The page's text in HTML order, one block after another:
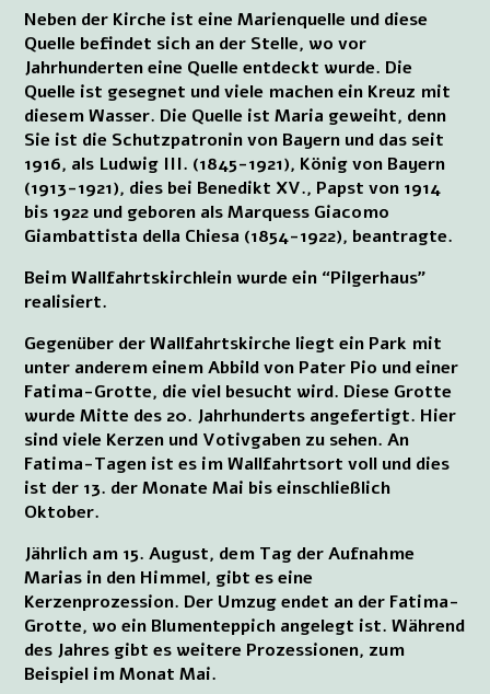
Neben der Kirche ist eine Marienquelle und diese
Quelle befindet sich an der Stelle, wo vor
Jahrhunderten eine Quelle entdeckt wurde. Die
Quelle ist gesegnet und viele machen ein Kreuz mit
diesem Wasser. Die Quelle ist Maria geweiht, denn
Sie ist die Schutzpatronin von Bayern und das seit
1916, als Ludwig III. (1845-1921), König von Bayern
(1913-1921), dies bei Benedikt XV., Papst von 1914
bis 1922 und geboren als Marquess Giacomo
Giambattista della Chiesa (1854-1922), beantragte.
Beim Wallfahrtskirchlein wurde ein “Pilgerhaus”
realisiert.
Gegenüber der Wallfahrtskirche liegt ein Park mit
unter anderem einem Abbild von Pater Pio und einer
Fatima-Grotte, die viel besucht wird. Diese Grotte
wurde Mitte des 20. Jahrhunderts angefertigt. Hier
sind viele Kerzen und Votivgaben zu sehen. An
Fatima-Tagen ist es im Wallfahrtsort voll und dies
ist der 13. der Monate Mai bis einschließlich
Oktober.
Jährlich am 15. August, dem Tag der Aufnahme
Marias in den Himmel, gibt es eine
Kerzenprozession. Der Umzug endet an der Fatima-
Grotte, wo ein Blumenteppich angelegt ist. Während
des Jahres gibt es weitere Prozessionen, zum
Beispiel im Monat Mai.